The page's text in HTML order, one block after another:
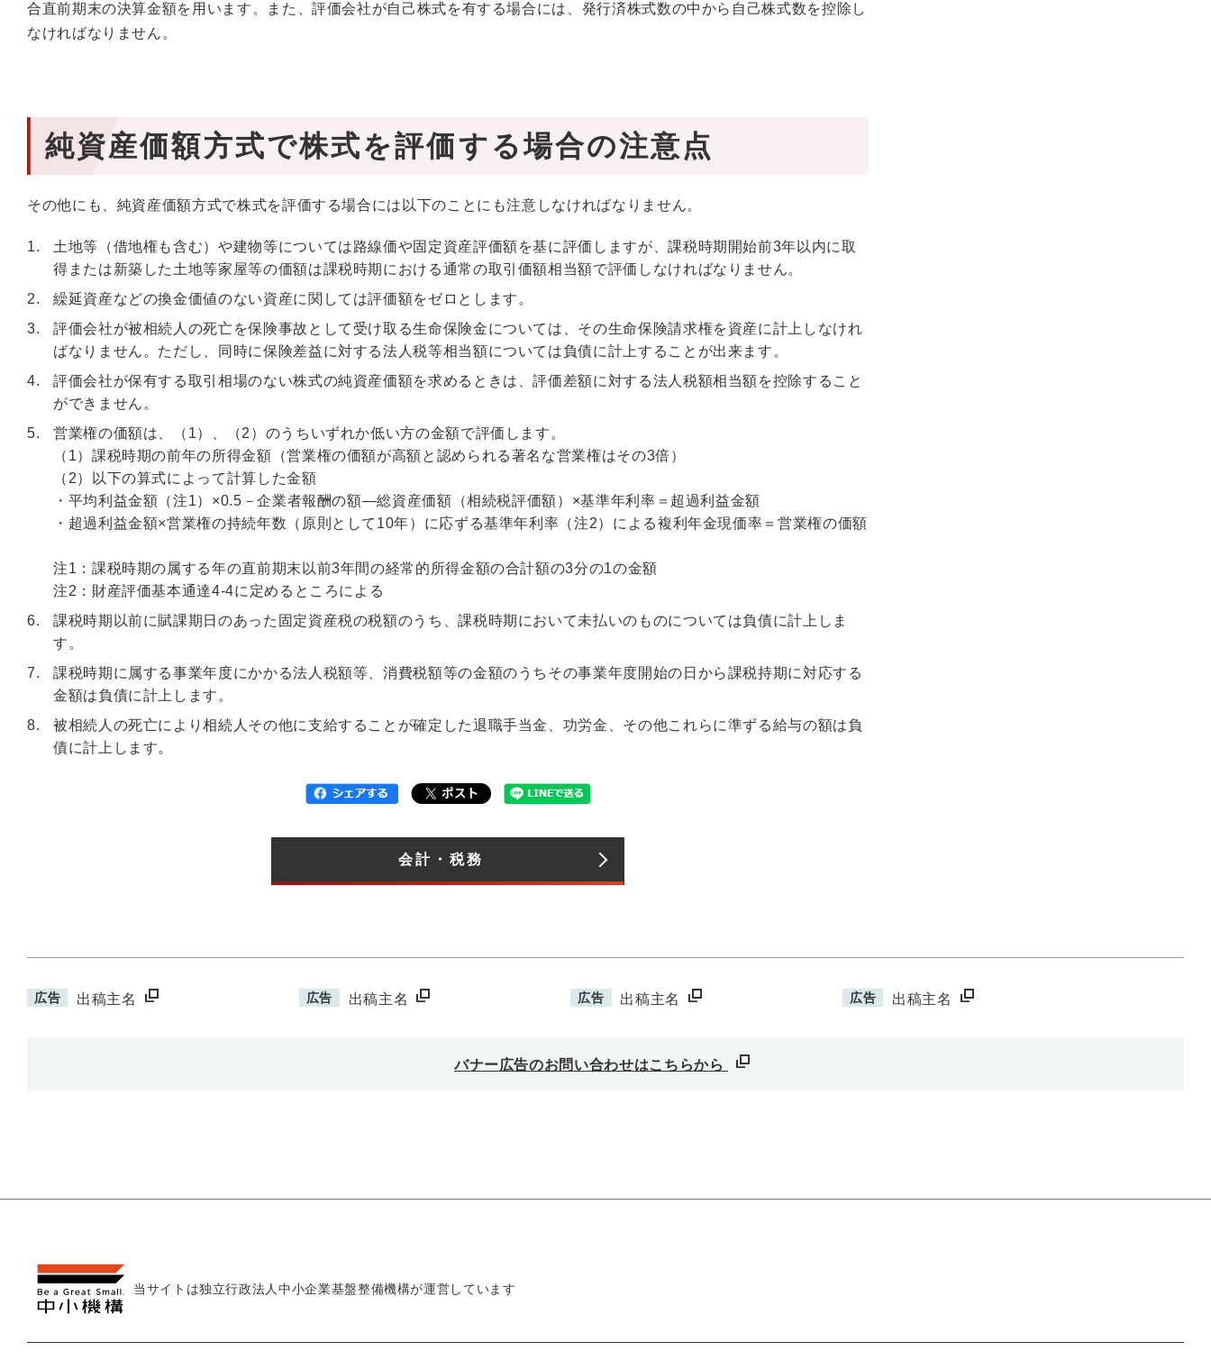
合直前期末の決算金額を用います。また、評価会社が自己株式を有する場合には、発行済株式数の中から自己株式数を控除し
なければなりません。
純資産価額方式で株式を評価する場合の注意点
その他にも、純資産価額方式で株式を評価する場合には以下のことにも注意しなければなりません。
土地等（借地権も含む）や建物等については路線価や固定資産評価額を基に評価しますが、課税時期開始前3年以内に取
得または新築した土地等家屋等の価額は課税時期における通常の取引価額相当額で評価しなければなりません。
繰延資産などの換金価値のない資産に関しては評価額をゼロとします。
評価会社が被相続人の死亡を保険事故として受け取る生命保険金については、その生命保険請求権を資産に計上しなけれ
ばなりません。ただし、同時に保険差益に対する法人税等相当額については負債に計上することが出来ます。
評価会社が保有する取引相場のない株式の純資産価額を求めるときは、評価差額に対する法人税額相当額を控除すること
ができません。
営業権の価額は、（1）、（2）のうちいずれか低い方の金額で評価します。
（1）課税時期の前年の所得金額（営業権の価額が高額と認められる著名な営業権はその3倍）
（2）以下の算式によって計算した金額
・平均利益金額（注1）×0.5－企業者報酬の額—総資産価額（相続税評価額）×基準年利率＝超過利益金額
・超過利益金額×営業権の持続年数（原則として10年）に応ずる基準年利率（注2）による複利年金現価率＝営業権の価額
注1：課税時期の属する年の直前期末以前3年間の経常的所得金額の合計額の3分の1の金額
注2：財産評価基本通達4-4に定めるところによる
課税時期以前に賦課期日のあった固定資産税の税額のうち、課税時期において未払いのものについては負債に計上しま
す。
課税時期に属する事業年度にかかる法人税額等、消費税額等の金額のうちその事業年度開始の日から課税持期に対応する
金額は負債に計上します。
被相続人の死亡により相続人その他に支給することが確定した退職手当金、功労金、その他これらに準ずる給与の額は負
債に計上します。
会計・税務​
広告 出稿主名 広告 出稿主名 広告 出稿主名 広告 出稿主名
バナー広告のお問い合わせはこちらから
当サイトは独立行政法人中小企業基盤整備機構が運営しています